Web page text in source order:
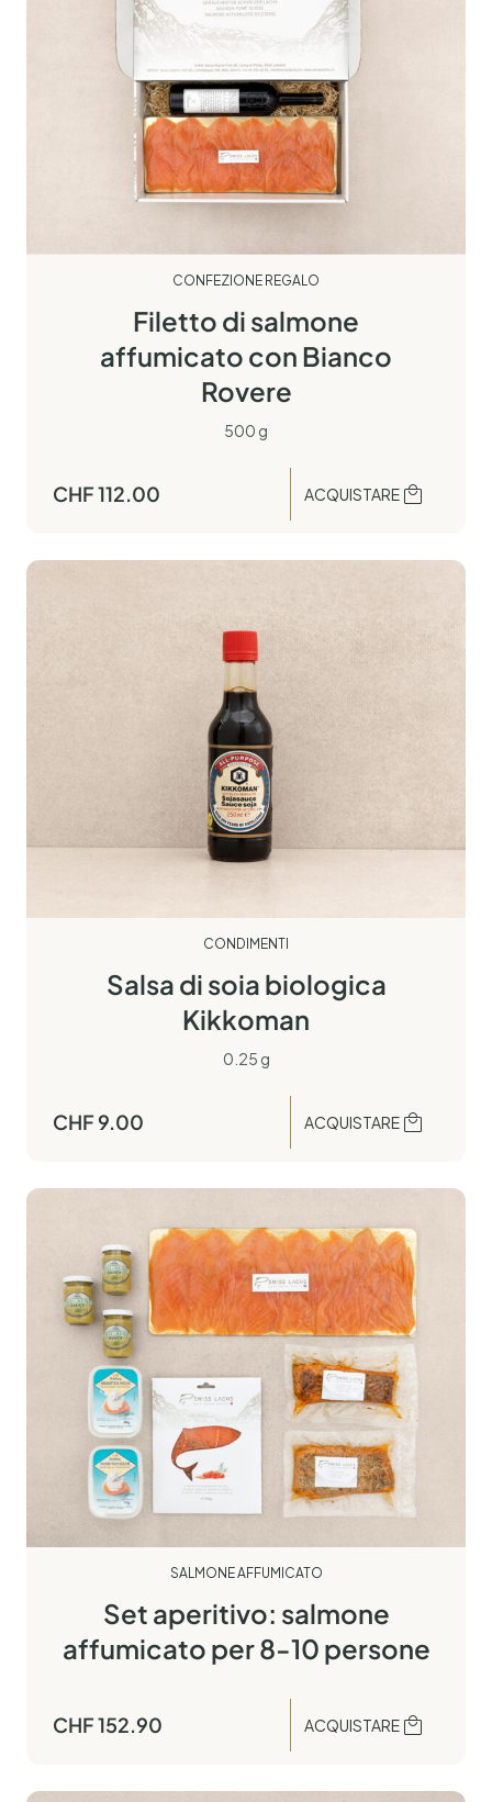
CONFEZIONE REGALO
Filetto di salmone
affumicato con Bianco
Rovere
500 g
CHF112.00 ACQUISTARE
CONDIMENTI
Salsa di soia biologica
Kikkoman
0.25 g
CHF9.00 ACQUISTARE
SALMONE AFFUMICATO
Set aperitivo: salmone
affumicato per 8-10 persone
CHF152.90 ACQUISTARE